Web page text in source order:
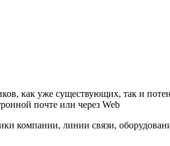
как уже существующих, так и
почте или через Web
компании, линии связи,